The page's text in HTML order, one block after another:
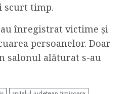
scurt timp.
înregistrat victime și
persoanelor. Doar
salonul alăturat s-au